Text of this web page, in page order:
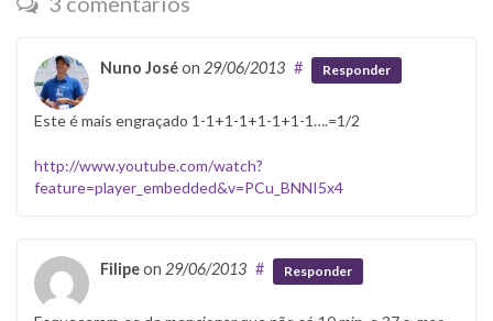
Nuno Joséon 29/06/2013 # Responder
Este é mais engraçado 1-1+1-1+1-1+1-1….=1/2
http://www.youtube.com/watch?
feature=player_embedded&v=PCu_BNNI5x4
Filipeon 29/06/2013 # Responder